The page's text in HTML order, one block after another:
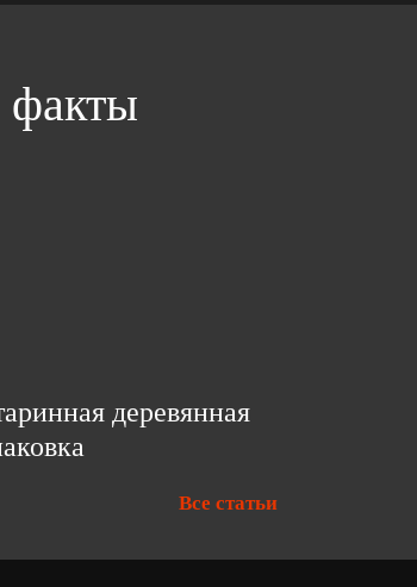
факты
деревянная
Все статьи